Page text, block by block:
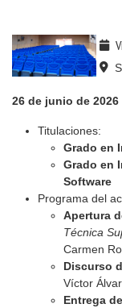
26 de junio de 2026
Titulaciones:
Grado en
Grado en
Software
Programa del
Apertura
Técnica
Carmen
Discurso
Víctor
Entrega